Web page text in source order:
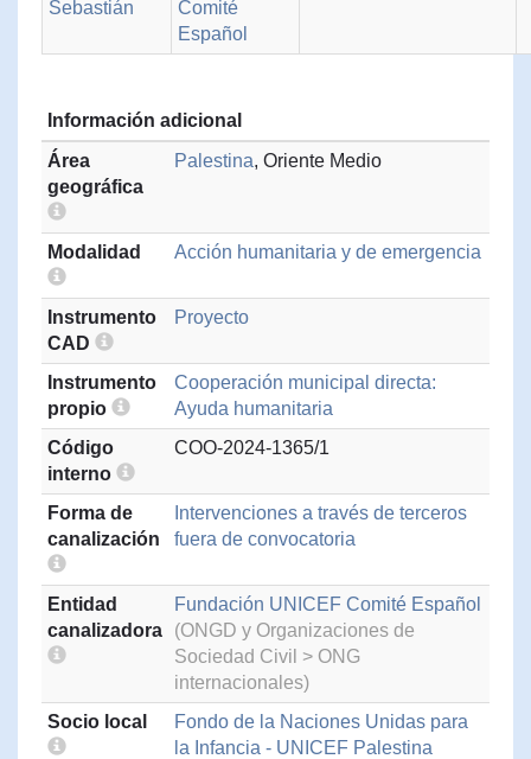
Sebastián
Comité
Español
Información adicional
Área
geográfica
Palestina, Oriente Medio
Modalidad Acción humanitaria y de emergencia
Instrumento
CAD
Proyecto
Instrumento
propio
Cooperación municipal directa:
Ayuda humanitaria
Código
interno
COO-2024-1365/1
Forma de
canalización
Intervenciones a través de terceros
fuera de convocatoria
Entidad
canalizadora
Fundación UNICEF Comité Español
(ONGD y Organizaciones de
Sociedad Civil > ONG
internacionales)
Socio local
Fondo de la Naciones Unidas para
la Infancia - UNICEF Palestina